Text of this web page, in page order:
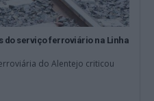
do serviço ferroviário na Linha
do Alentejo criticou